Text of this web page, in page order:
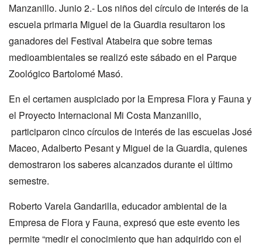
Manzanillo. Junio 2.- Los niños del círculo de interés de la
escuela primaria Miguel de la Guardia resultaron los
ganadores del Festival Atabeira que sobre temas
medioambientales se realizó este sábado en el Parque
Zoológico Bartolomé Masó.
En el certamen auspiciado por la Empresa Flora y Fauna y
el Proyecto Internacional Mi Costa Manzanillo,
participaron cinco círculos de interés de las escuelas José
Maceo, Adalberto Pesant y Miguel de la Guardia, quienes
demostraron los saberes alcanzados durante el último
semestre.
Roberto Varela Gandarilla, educador ambiental de la
Empresa de Flora y Fauna, expresó que este evento les
permite “medir el conocimiento que han adquirido con el